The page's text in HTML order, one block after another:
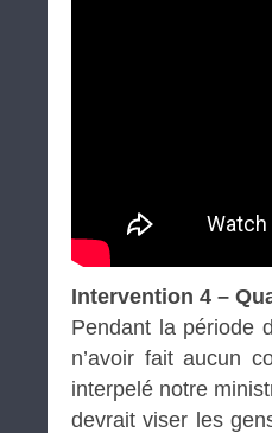
Intervention 4 –
Pendant la période
n’avoir fait aucun
interpelé notre
devrait viser les